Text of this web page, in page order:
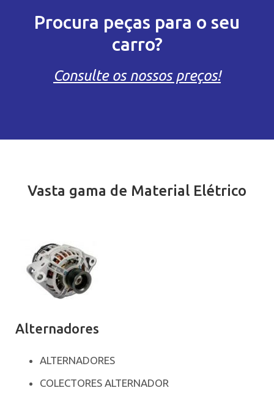
Procura peças para o seu
carro?
Consulte os nossos preços!
Vasta gama de Material Elétrico
Alternadores
ALTERNADORES
COLECTORES ALTERNADOR